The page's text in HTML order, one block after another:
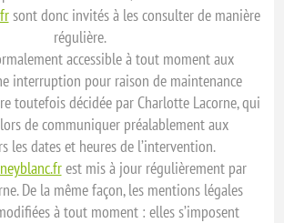
sont donc invités à les consulter de manière
régulière.
accessible à tout moment aux
interruption pour raison de maintenance
toutefois décidée par Charlotte Lacorne, qui
de communiquer préalablement aux
les dates et heures de l’intervention.
est mis à jour régulièrement par
De la même façon, les mentions légales
à tout moment : elles s’imposent